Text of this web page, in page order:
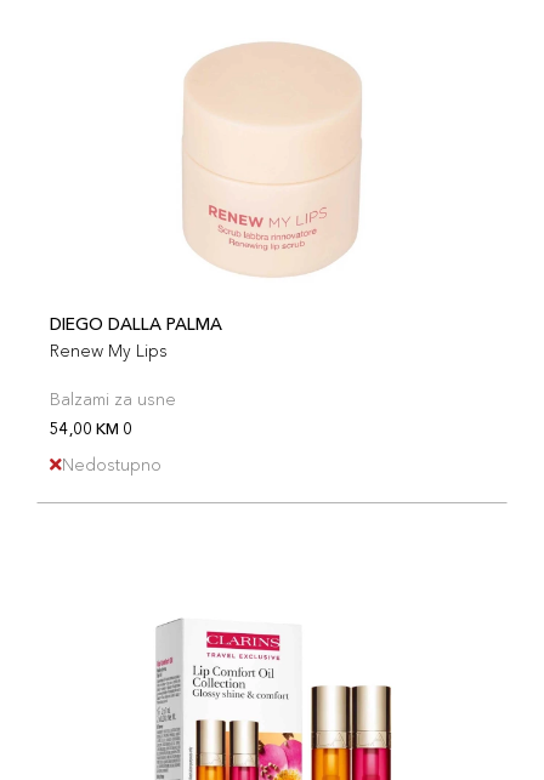
DIEGO DALLA PALMA
Renew My Lips
Balzami za usne
54,00 KM 0
Nedostupno